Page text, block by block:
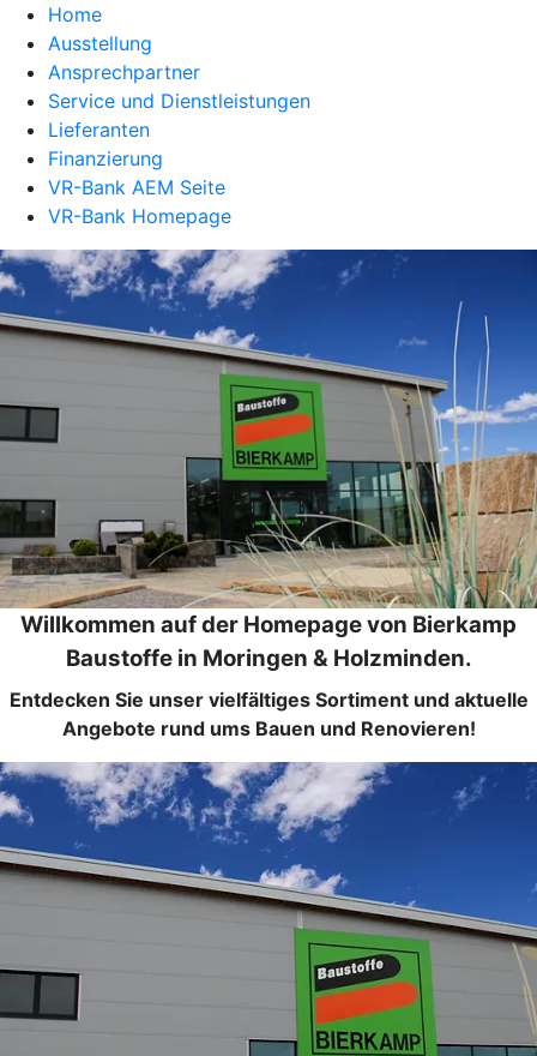
Home
Ausstellung
Ansprechpartner
Service und Dienstleistungen
Lieferanten
Finanzierung
VR-Bank AEM Seite
VR-Bank Homepage
Willkommen auf der Homepage von Bierkamp
Baustoffe in Moringen & Holzminden.
Entdecken Sie unser vielfältiges Sortiment und aktuelle
Angebote rund ums Bauen und Renovieren!